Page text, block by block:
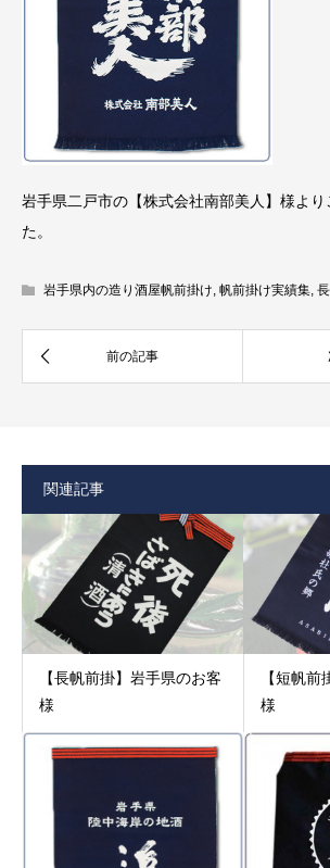
岩手県二戸市の【株式会社南部美人】様より
た。
岩手県内の造り酒屋帆前掛け 帆前掛け実績集
関連記事
【長帆前掛】岩手県のお客
様
【短帆
様